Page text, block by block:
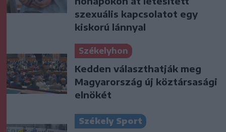
szexuális kapcsolatot egy
kiskorú lánnyal
Székelyhon
Kedden választhatják meg
Magyarország új köztársasági
elnökét
Székely Sport